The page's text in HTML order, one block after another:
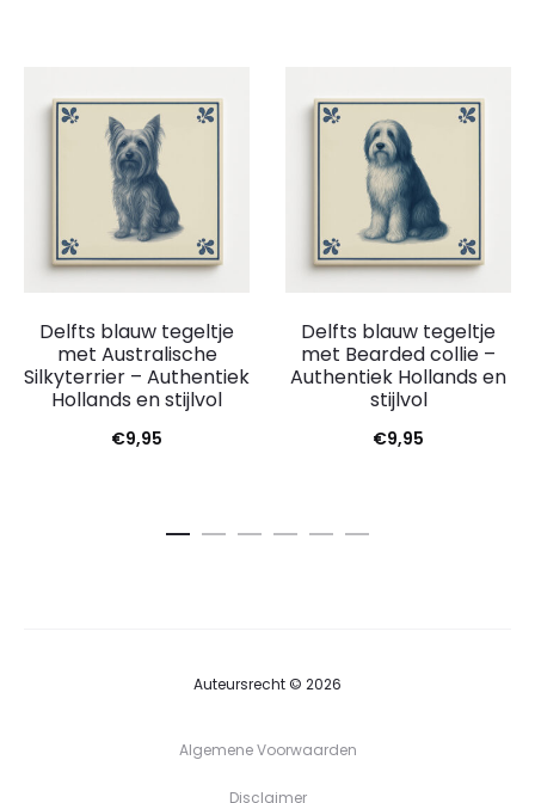
Delfts blauw tegeltje
met Australische
Silkyterrier – Authentiek
Hollands en stijlvol
€9,95
Delfts blauw tegeltje
met Bearded collie –
Authentiek Hollands en
stijlvol
€9,95
Auteursrecht © 2026
Algemene Voorwaarden
Disclaimer